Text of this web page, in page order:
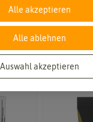
Alle akzeptieren
Alle ablehnen
Auswahl akzeptieren